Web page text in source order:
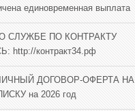
единовременная выплата
СЛУЖБЕ ПО КОНТРАКТУ
http://контракт34.рф
ДОГОВОР-ОФЕРТА НА
на 2026 год